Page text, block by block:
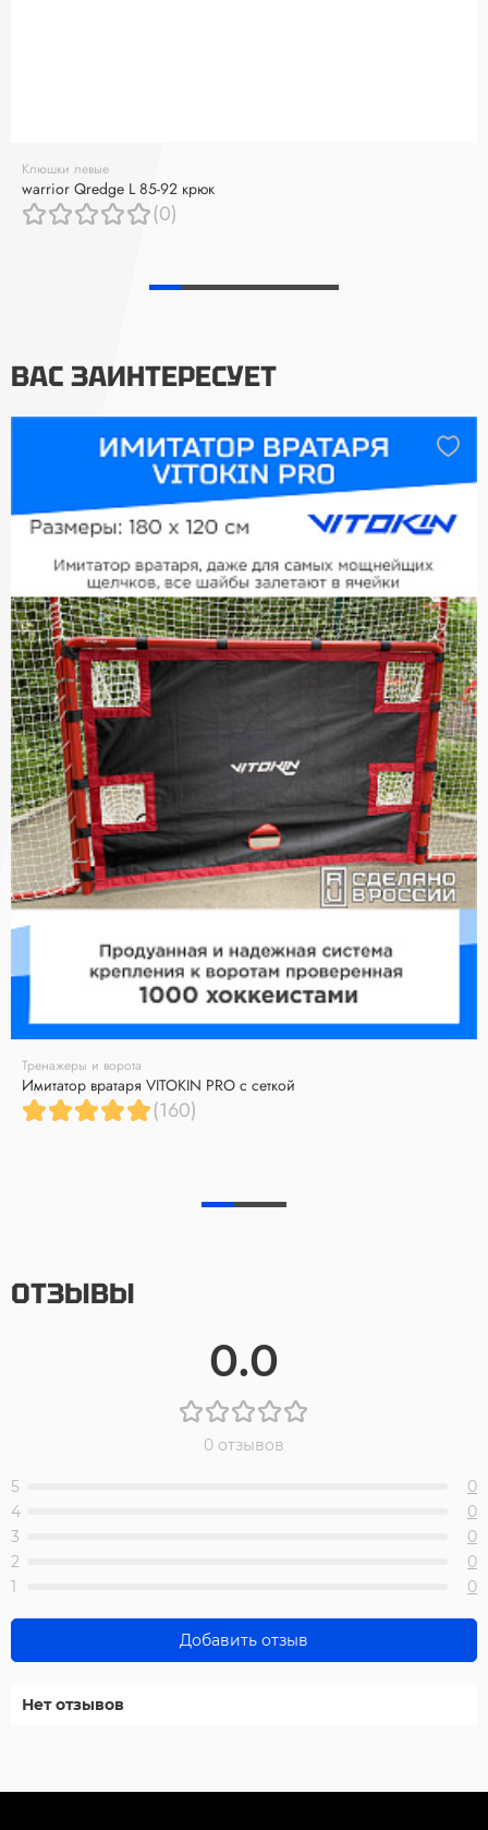
Клюшки левые
warrior Qredge L 85-92 крюк
(0)
ВАС ЗАИНТЕРЕСУЕТ
Тренажеры и ворота
Имитатор вратаря VITOKIN PRO с сеткой
(160)
ОТЗЫВЫ
0.0
0 отзывов
5
0
4
0
3
0
2
0
1
0
Добавить отзыв
Нет отзывов